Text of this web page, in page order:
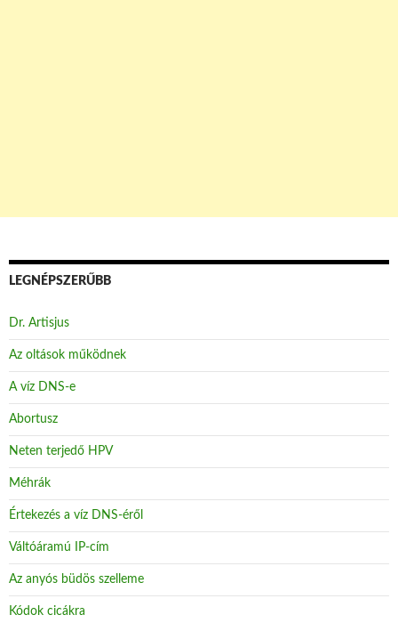
LEGNÉPSZERŰBB
Dr. Artisjus
Az oltások működnek
A víz DNS-e
Abortusz
Neten terjedő HPV
Méhrák
Értekezés a víz DNS-éről
Váltóáramú IP-cím
Az anyós büdös szelleme
Kódok cicákra